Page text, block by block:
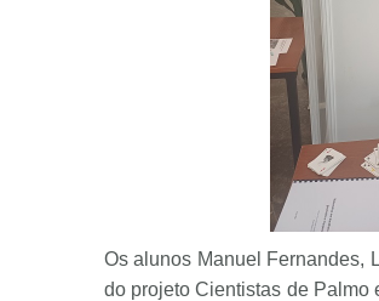
Os alunos Manuel Fernandes,
do projeto Cientistas de Palmo